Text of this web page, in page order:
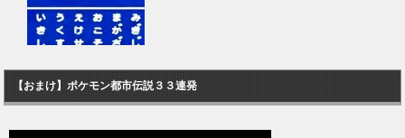
【おまけ】ポケモン都市伝説３３連発